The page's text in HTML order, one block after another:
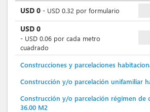
USD 0 - USD 0.32 por formulario
USD 0
- USD 0.06 por cada metro
cuadrado
Construcciones y parcelaciones
Construcción y/o parcelación unifamiliar
Construcción y/o parcelación régimen de
36.00 M2